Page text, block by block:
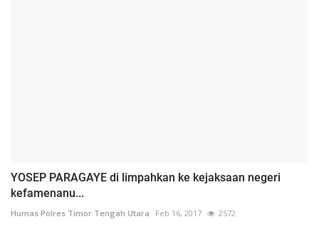
YOSEP PARAGAYE di limpahkan ke kejaksaan negeri
kefamenanu...
Humas Polres Timor Tengah Utara Feb 16, 2017 2572